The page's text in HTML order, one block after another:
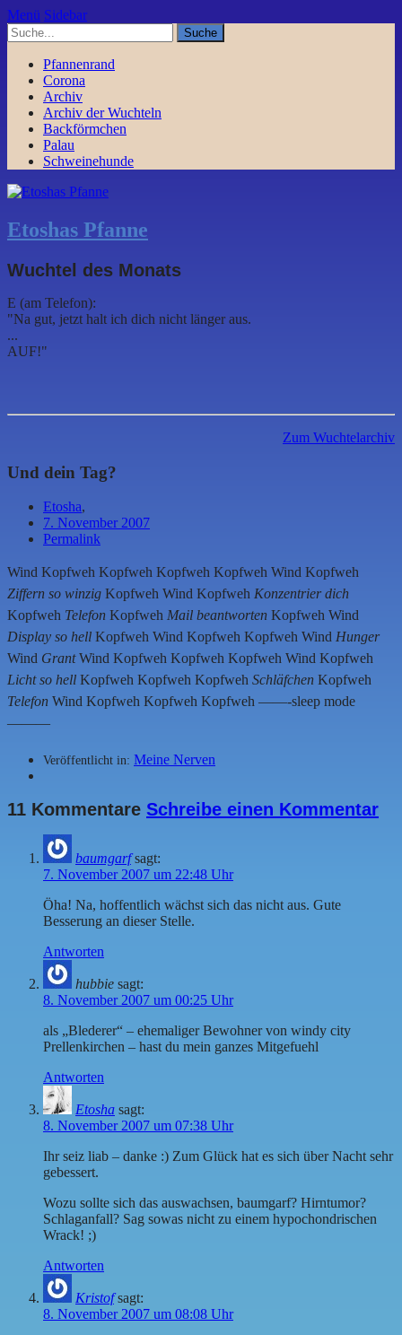
Menü Sidebar
Pfannenrand
Corona
Archiv
Archiv der Wuchteln
Backförmchen
Palau
Schweinehunde
Etoshas Pfanne
Wuchtel des Monats
E (am Telefon):
"Na gut, jetzt halt ich dich nicht länger aus.
...
AUF!"
Zum Wuchtelarchiv
Und dein Tag?
Etosha,
7. November 2007
Permalink
Wind Kopfweh Kopfweh Kopfweh Kopfweh Wind Kopfweh
Ziffern so winzig Kopfweh Wind Kopfweh Konzentrier dich
Kopfweh Telefon Kopfweh Mail beantworten Kopfweh Wind
Display so hell Kopfweh Wind Kopfweh Kopfweh Wind Hunger
Wind GrantWind Kopfweh Kopfweh Kopfweh Wind Kopfweh
Licht so hell Kopfweh Kopfweh Kopfweh Schläfchen Kopfweh
Telefon Wind Kopfweh Kopfweh Kopfweh ——-sleep mode
———
Veröffentlicht in: Meine Nerven
11 Kommentare Schreibe einen Kommentar
baumgarf sagt:
7. November 2007 um 22:48 Uhr
Öha! Na, hoffentlich wächst sich das nicht aus. Gute
Besserung an dieser Stelle.
Antworten
hubbie sagt:
8. November 2007 um 00:25 Uhr
als „Blederer“ – ehemaliger Bewohner von windy city
Prellenkirchen – hast du mein ganzes Mitgefuehl
Antworten
Etosha sagt:
8. November 2007 um 07:38 Uhr
Ihr seiz liab – danke :) Zum Glück hat es sich über Nacht sehr
gebessert.
Wozu sollte sich das auswachsen, baumgarf? Hirntumor?
Schlaganfall? Sag sowas nicht zu einem hypochondrischen
Wrack! ;)
Antworten
Kristof sagt:
8. November 2007 um 08:08 Uhr